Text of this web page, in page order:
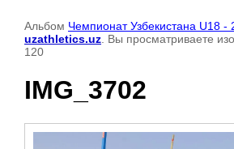
Альбом Чемпионат Узбекистана U18 -
uzathletics.uz . Вы просматриваете
120
IMG_3702